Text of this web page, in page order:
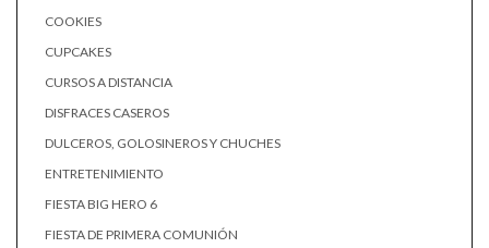
COOKIES
CUPCAKES
CURSOS A DISTANCIA
DISFRACES CASEROS
DULCEROS, GOLOSINEROS Y CHUCHES
ENTRETENIMIENTO
FIESTA BIG HERO 6
FIESTA DE PRIMERA COMUNIÓN